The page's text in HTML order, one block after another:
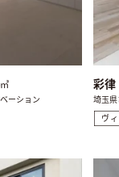
ーション
彩律
埼玉
ヴ